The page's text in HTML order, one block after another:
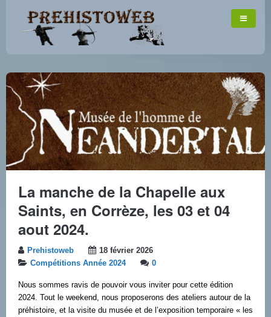
La manche de la Chapelle aux
Saints, en Corrèze, les 03 et 04
aout 2024.
Prehistoweb
18 février 2026
Compétitions Année 2024
0
Nous sommes ravis de pouvoir vous inviter pour cette édition
2024. Tout le weekend, nous proposerons des ateliers autour de la
préhistoire, et la visite du musée et de l’exposition temporaire « les